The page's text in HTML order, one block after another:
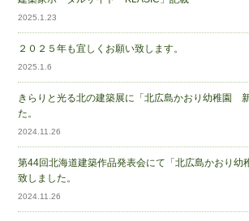
2025.1.23
２０２５年も宜しくお願い致します。
2025.1.6
きらりと光る北の建築展に「北広島かおり幼稚園
た。
2024.11.26
第44回北海道建築作品発表会にて「北広島かおり
致しました。
2024.11.26